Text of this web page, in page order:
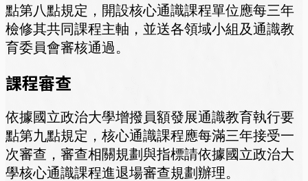
點第八點規定，開設核心通識課程單位應每三年
檢修其共同課程主軸，並送各領域小組及通識教
育委員會審核通過。
課程審查
依據國立政治大學增撥員額發展通識教育執行要
點第九點規定，核心通識課程應每滿三年接受一
次審查，審查相關規劃與指標請依據國立政治大
學核心通識課程進退場審查規劃辦理。